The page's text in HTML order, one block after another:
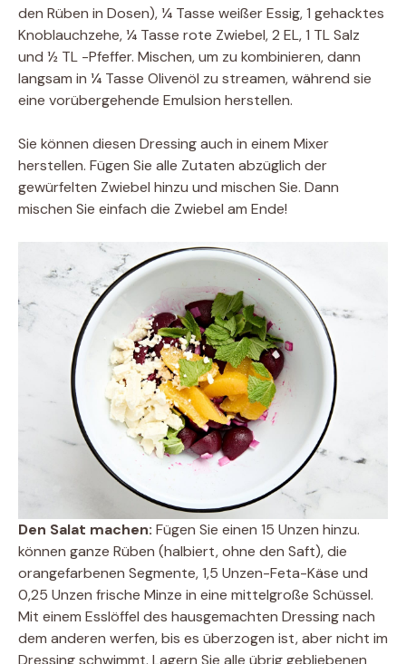
den Rüben in Dosen), ¼ Tasse weißer Essig, 1 gehacktes
Knoblauchzehe, ¼ Tasse rote Zwiebel, 2 EL, 1 TL Salz
und ½ TL -Pfeffer. Mischen, um zu kombinieren, dann
langsam in ¼ Tasse Olivenöl zu streamen, während sie
eine vorübergehende Emulsion herstellen.
Sie können diesen Dressing auch in einem Mixer
herstellen. Fügen Sie alle Zutaten abzüglich der
gewürfelten Zwiebel hinzu und mischen Sie. Dann
mischen Sie einfach die Zwiebel am Ende!
Den Salat machen: Fügen Sie einen 15 Unzen hinzu.
können ganze Rüben (halbiert, ohne den Saft), die
orangefarbenen Segmente, 1,5 Unzen-Feta-Käse und
0,25 Unzen frische Minze in eine mittelgroße Schüssel.
Mit einem Esslöffel des hausgemachten Dressing nach
dem anderen werfen, bis es überzogen ist, aber nicht im
Dressing schwimmt. Lagern Sie alle übrig gebliebenen